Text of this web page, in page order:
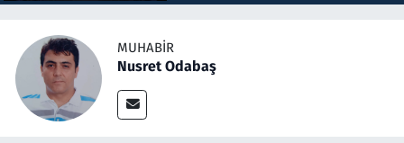
MUHABIR
Nusret Odabaş